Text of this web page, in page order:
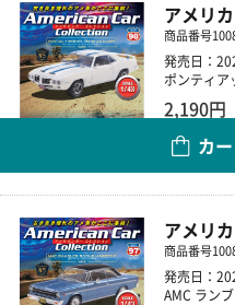
アメリ
商品番号
発売日：
ポンティア
2,190円
カ
アメリ
商品番号
発売日：
AMC ラン